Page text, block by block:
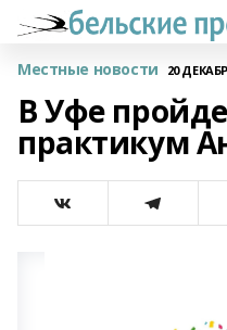
Местные новости 20
В Уфе
практикум